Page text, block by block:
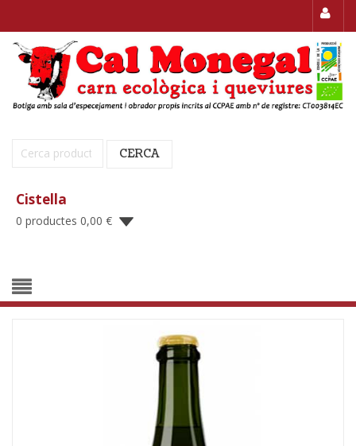
Cerca: CERCA
Cistella
0 productes 0,00 €